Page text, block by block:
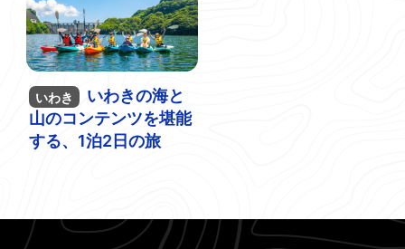
いわき
いわきの海と
山のコンテンツを堪能
する、1泊2日の旅